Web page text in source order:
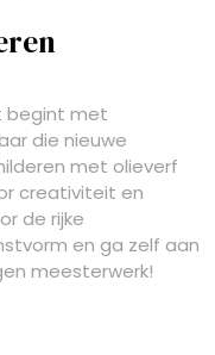
begint met
die nieuwe
met olieverf
creativiteit en
de rijke
en ga zelf aan
meesterwerk!